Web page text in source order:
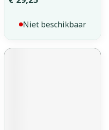
Niet beschikbaar